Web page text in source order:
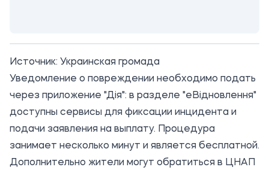
Источник: Украинская громада
Уведомление о повреждении необходимо подать
через приложение "Дія": в разделе "еВідновлення"
доступны сервисы для фиксации инцидента и
подачи заявления на выплату. Процедура
занимает несколько минут и является бесплатной.
Дополнительно жители могут обратиться в ЦНАП